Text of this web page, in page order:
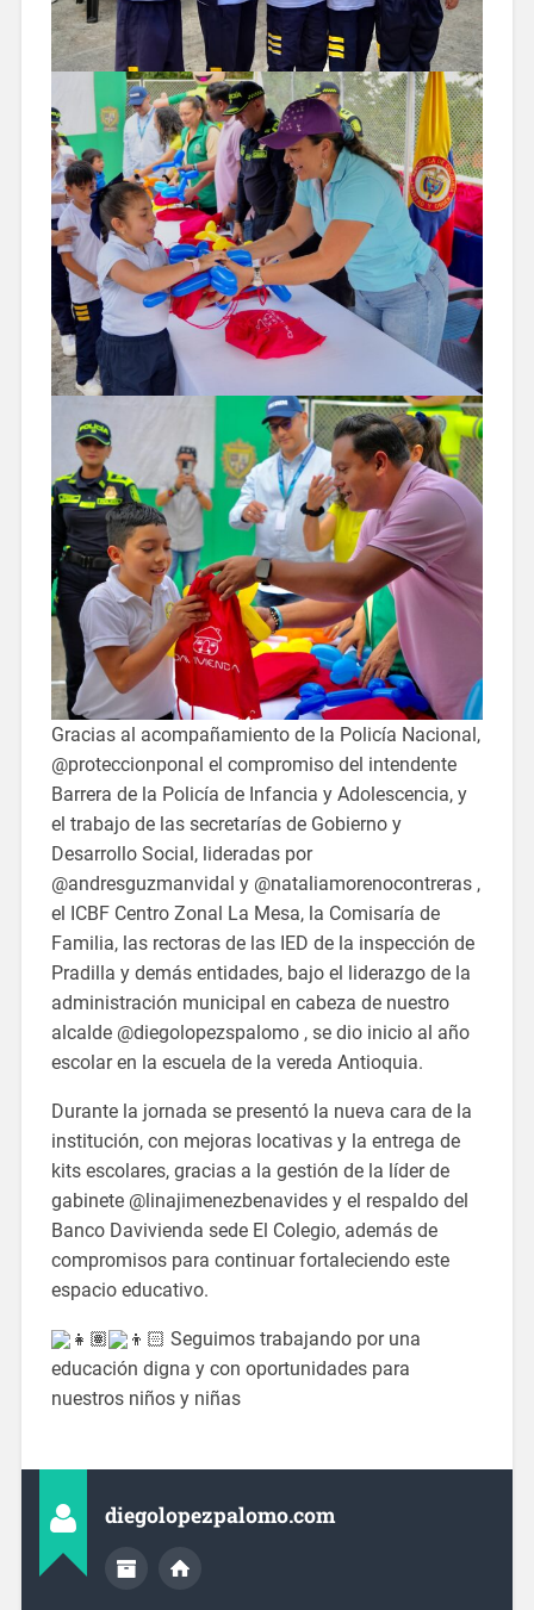
Gracias al acompañamiento de la Policía Nacional,
@proteccionponal el compromiso del intendente
Barrera de la Policía de Infancia y Adolescencia, y
el trabajo de las secretarías de Gobierno y
Desarrollo Social, lideradas por
@andresguzmanvidal y @nataliamorenocontreras ,
el ICBF Centro Zonal La Mesa, la Comisaría de
Familia, las rectoras de las IED de la inspección de
Pradilla y demás entidades, bajo el liderazgo de la
administración municipal en cabeza de nuestro
alcalde @diegolopezspalomo , se dio inicio al año
escolar en la escuela de la vereda Antioquia.
Durante la jornada se presentó la nueva cara de la
institución, con mejoras locativas y la entrega de
kits escolares, gracias a la gestión de la líder de
gabinete @linajimenezbenavides y el respaldo del
Banco Davivienda sede El Colegio, además de
compromisos para continuar fortaleciendo este
espacio educativo.
Seguimos trabajando por una
educación digna y con oportunidades para
nuestros niños y niñas
diegolopezpalomo.com